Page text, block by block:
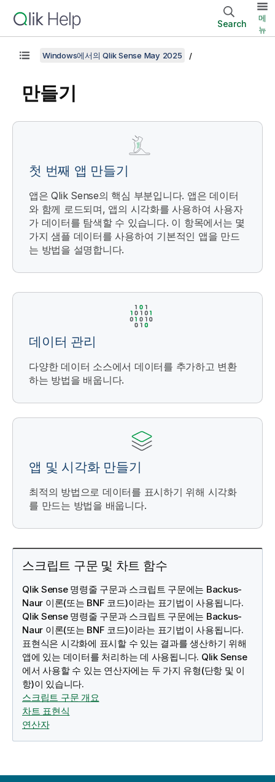
Search
메
뉴
Windows에서의 Qlik Sense May 2025
만들기
첫 번째 앱 만들기
앱은Qlik Sense의 핵심 부분입니다. 앱은 데이터
와 함께 로드되며, 앱의 시각화를 사용하여 사용자
가 데이터를 탐색할 수 있습니다. 이 항목에서는 몇
가지 샘플 데이터를 사용하여 기본적인 앱을 만드
는 방법을 설명합니다.
데이터 관리
다양한 데이터 소스에서 데이터를 추가하고 변환
하는 방법을 배웁니다.
앱 및 시각화 만들기
최적의 방법으로 데이터를 표시하기 위해 시각화
를 만드는 방법을 배웁니다.
스크립트 구문 및 차트 함수
Qlik Sense 명령줄 구문과 스크립트 구문에는 Backus-
Naur 이론(또는 BNF 코드)이라는 표기법이 사용됩니다.
Qlik Sense 명령줄 구문과 스크립트 구문에는 Backus-
Naur 이론(또는 BNF 코드)이라는 표기법이 사용됩니다.
표현식은 시각화에 표시할 수 있는 결과를 생산하기 위해
앱에 있는 데이터를 처리하는 데 사용됩니다. Qlik Sense
에서 사용할 수 있는 연산자에는 두 가지 유형(단항 및 이
항)이 있습니다.
스크립트 구문 개요
차트 표현식
연산자